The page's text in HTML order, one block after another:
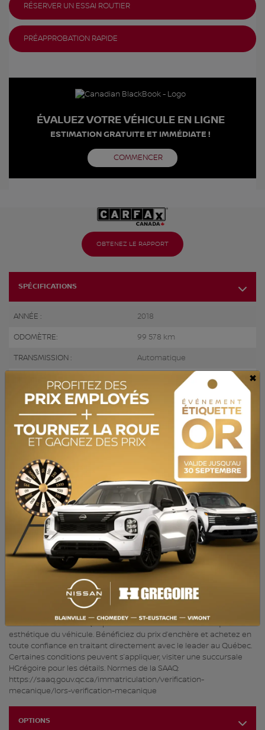
OBTENEZ LE RAPPORT
SPÉCIFICATIONS
ANNÉE : 2018
ODOMÈTRE: 99 578 km
TRANSMISSION : Automatique
Traction intégrale
MOTEUR : 4 Cylindres
CARBURANT : Essence
COULEUR EXTÉRIEUR :
PORTES : 5
COULEUR INTÉRIEUR: Noir
PASSAGERS : 5
NUMÉRO DE STOCK : 725072
5UXTR9C56JLC76828
BAS KILOMÉTRAGE, Caméra de recul, Bluetooth, Sièges Chauffants
HGrégoire Écono, c’est des véhicules à petits prix. Inspecté selon
les normes de la SAAQ, le prix écono reflète l’état mécanique et
esthétique du véhicule. Bénéficiez du prix d’enchère et achetez en
toute confiance en traitant directement avec le leader au Québec.
Certaines conditions peuvent s’appliquer, visiter une succursale
HGrégoire pour les détails. Normes de la SAAQ:
https://saaq.gouv.qc.ca/immatriculation/verification-
mecanique/lors-verification-mecanique
OPTIONS
RÉSERVER UN ESSAI ROUTIER
PRÉAPPROBATION RAPIDE
ÉVALUEZ VOTRE VÉHICULE EN LIGNE
ESTIMATION GRATUITE ET IMMÉDIATE !
COMMENCER
×